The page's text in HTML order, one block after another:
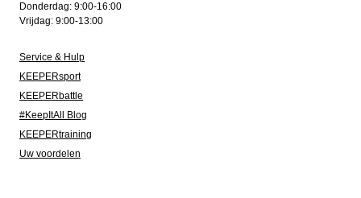
Donderdag: 9:00-16:00
Vrijdag: 9:00-13:00
Service & Hulp
KEEPERsport
KEEPERbattle
#KeepItAll Blog
KEEPERtraining
Uw voordelen